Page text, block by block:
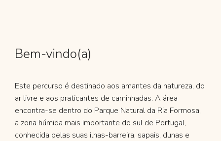
Bem-vindo(a)
Este percurso é destinado aos amantes da natureza, do
ar livre e aos praticantes de caminhadas. A área
encontra-se dentro do Parque Natural da Ria Formosa,
a zona húmida mais importante do sul de Portugal,
conhecida pelas suas ilhas-barreira, sapais, dunas e